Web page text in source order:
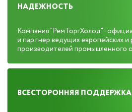
НАДЕЖНОСТЬ
Компания "РемТоргХолод" -
и партнер ведущих европейских и
производителей промышленного
ВСЕСТОРОННЯЯ ПОДДЕРЖКА